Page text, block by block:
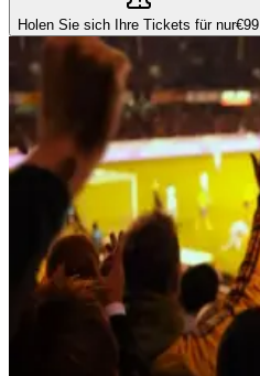
Holen Sie sich Ihre Tickets für nur€99